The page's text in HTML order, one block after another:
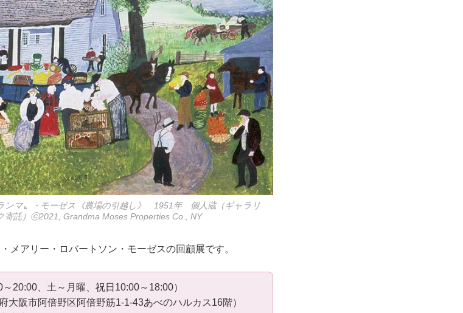
ンマ〟・モーゼス《農場の引越し》 1951年 個人蔵（ギャラリ
託）ⓒ2021, Grandma Moses Properties Co., NY
メアリー・ロバートソン・モーゼスの回顧展です。
20:00、土～月曜、祝日10:00～18:00）
大阪市阿倍野区阿倍野筋1-1-43あべのハルカス16階）